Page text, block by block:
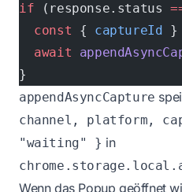
if (response.status
  const
{ captureId
  await
}
appendAsyncCapture
channel, platform,
"waiting" } in
Wenn das Popup geöffnet